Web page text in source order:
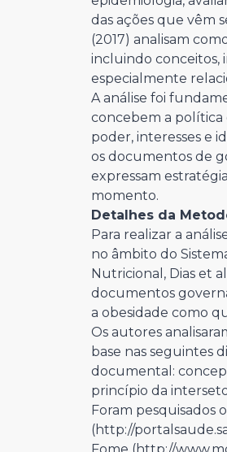
das ações que vêm
(2017) analisam
incluindo conceitos,
especialmente
A análise foi
concebem a política
poder, interesses e
os documentos de
expressam
momento.
Detalhes da
Para realizar a
no âmbito do
Nutricional, Dias et
documentos
a obesidade como
Os autores
base nas seguintes
documental:
princípio da
Foram pesquisados
(http://